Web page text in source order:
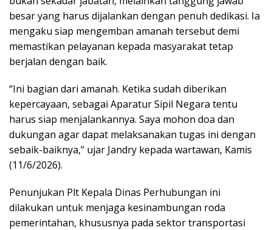
besar yang harus dijalankan dengan penuh dedikasi. Ia
mengaku siap mengemban amanah tersebut demi
memastikan pelayanan kepada masyarakat tetap
berjalan dengan baik.
“Ini bagian dari amanah. Ketika sudah diberikan
kepercayaan, sebagai Aparatur Sipil Negara tentu
harus siap menjalankannya. Saya mohon doa dan
dukungan agar dapat melaksanakan tugas ini dengan
sebaik-baiknya,” ujar Jandry kepada wartawan, Kamis
(11/6/2026).
Penunjukan Plt Kepala Dinas Perhubungan ini
dilakukan untuk menjaga kesinambungan roda
pemerintahan, khususnya pada sektor transportasi